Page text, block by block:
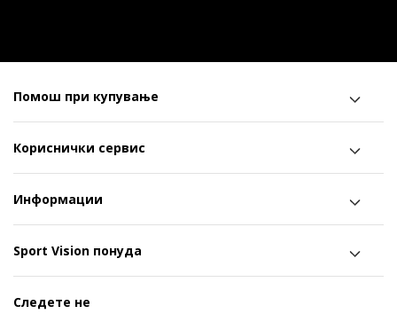
Помош при купување
Кориснички сервис
Информации
Sport Vision понуда
Следете не